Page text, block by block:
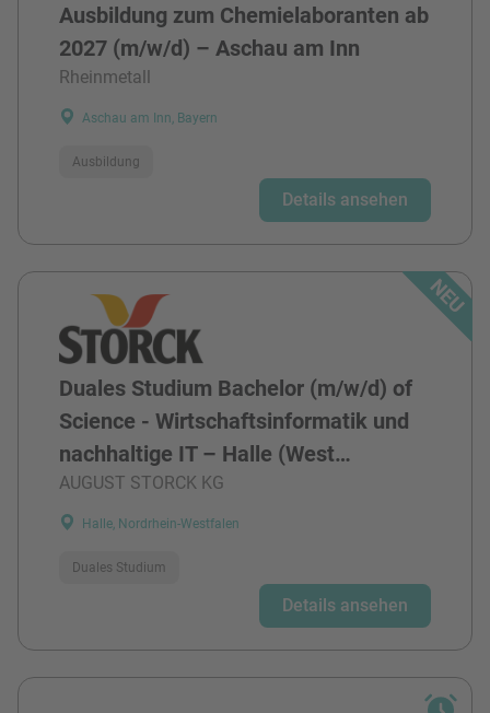
Ausbildung zum Chemielaboranten ab
2027 (m/w/d) – Aschau am Inn
Rheinmetall
Aschau am Inn, Bayern
Ausbildung
Details ansehen
Duales Studium Bachelor (m/w/d) of
Science - Wirtschaftsinformatik und
nachhaltige IT – Halle (West…
AUGUST STORCK KG
Halle, Nordrhein-Westfalen
Duales Studium
Details ansehen